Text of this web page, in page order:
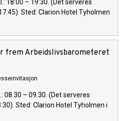
18:00 – 19:30. (Det serveres
Sted: Clarion Hotel Tyholmen
frem Arbeidslivsbarometeret
08.30 – 09.30. (Det serveres
Sted: Clarion Hotel Tyholmen i